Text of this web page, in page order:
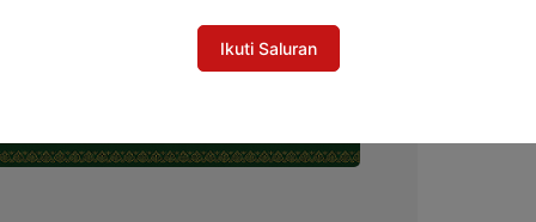
Ikuti Saluran